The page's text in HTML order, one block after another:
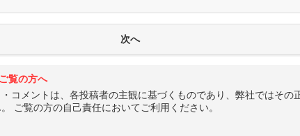
覧の方へ
コメントは、各投稿者の主観に基づくものであり、弊社ではその
ご覧の方の自己責任においてご利用ください。